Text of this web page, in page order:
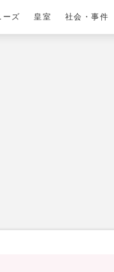
ーズ 皇室 社会・事件